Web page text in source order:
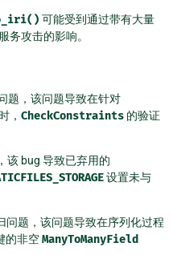
可能受到通过带有大量
务攻击的影响。
题，该问题导致在针对
， CheckConstraints 的验证
该 bug 导致已弃用的
设置未与
问题，该问题导致在序列化过程
的非空ManyToManyField